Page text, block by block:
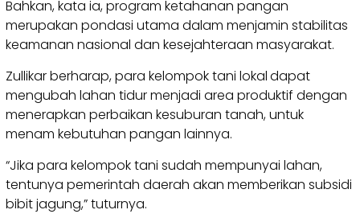
Bahkan, kata ia, program ketahanan pangan
merupakan pondasi utama dalam menjamin stabilitas
keamanan nasional dan kesejahteraan masyarakat.
Zullikar berharap, para kelompok tani lokaldapat
mengubah lahan tidur menjadi area produktif dengan
menerapkan perbaikan kesuburan tanah, untuk
menam kebutuhan pangan lainnya.
“Jika para kelompok tani sudah mempunyai lahan,
tentunya pemerintah daerah akan memberikan subsidi
bibit jagung,” tuturnya.